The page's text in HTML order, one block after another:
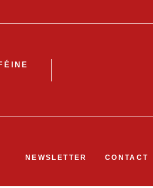
NEWSLETTER CONTACT